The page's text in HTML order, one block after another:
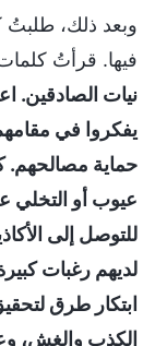
وبعد ذلك، طلبتُ
فيها. قرأتُ
نيات الصادقين.
يفكروا في
حماية مصالحهم.
عيوب أو التخلي
للتوصل إلى
لديهم رغبات
ابتكار طرق
الكذب والغش،